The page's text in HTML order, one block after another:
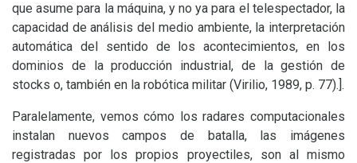
que asume para la máquina, y no ya para el telespectador, la
capacidad de análisis del medio ambiente, la interpretación
automática del sentido de los acontecimientos, en los
dominios de la producción industrial, de la gestión de
stocks o, también en la robótica militar (Virilio, 1989, p. 77).].
Paralelamente, vemos cómo los radares computacionales
instalan nuevos campos de batalla, las imágenes
registradas por los propios proyectiles, son al mismo